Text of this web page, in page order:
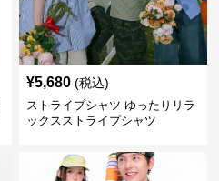
¥5,680 (税込)
ストライプシャツ ゆったりリラ
ックスストライプシャツ